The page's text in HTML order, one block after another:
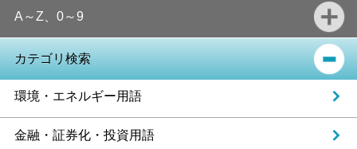
A～Z、0～9
カテゴリ検索
環境・エネルギー用語
金融・証券化・投資用語